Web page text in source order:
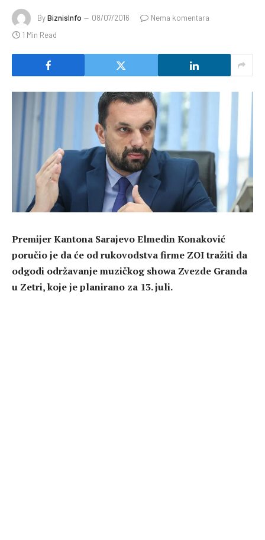
ByBiznisInfo 08/07/2016
Nema komentara
1 Min Read
Premijer Kantona Sarajevo Elmedin Konaković
poručio je da će od rukovodstva firme ZOI tražiti da
odgodi održavanje muzičkog showa Zvezde Granda
u Zetri, koje je planirano za 13. juli.